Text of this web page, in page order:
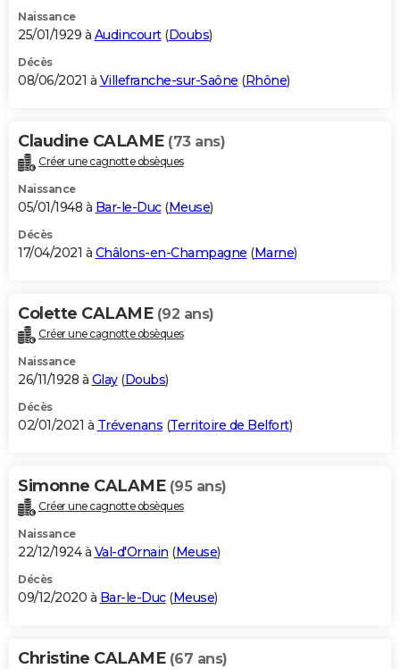
Naissance
25/01/1929 à Audincourt(Doubs)
Décès
08/06/2021 à Villefranche-sur-Saône (Rhône)
Claudine CALAME (73 ans)
Créer une cagnotte obsèques
Naissance
05/01/1948 à Bar-le-Duc(Meuse)
Décès
17/04/2021 à Châlons-en-Champagne (Marne)
Colette CALAME (92 ans)
Créer une cagnotte obsèques
Naissance
26/11/1928 à Glay(Doubs)
Décès
02/01/2021 à Trévenans (Territoire de Belfort)
Simonne CALAME (95 ans)
Créer une cagnotte obsèques
Naissance
22/12/1924 à Val-d'Ornain (Meuse)
Décès
09/12/2020 à Bar-le-Duc(Meuse)
Christine CALAME (67 ans)